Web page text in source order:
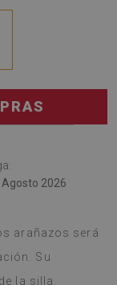
Agosto 2026
arañazos será
Su
la silla.